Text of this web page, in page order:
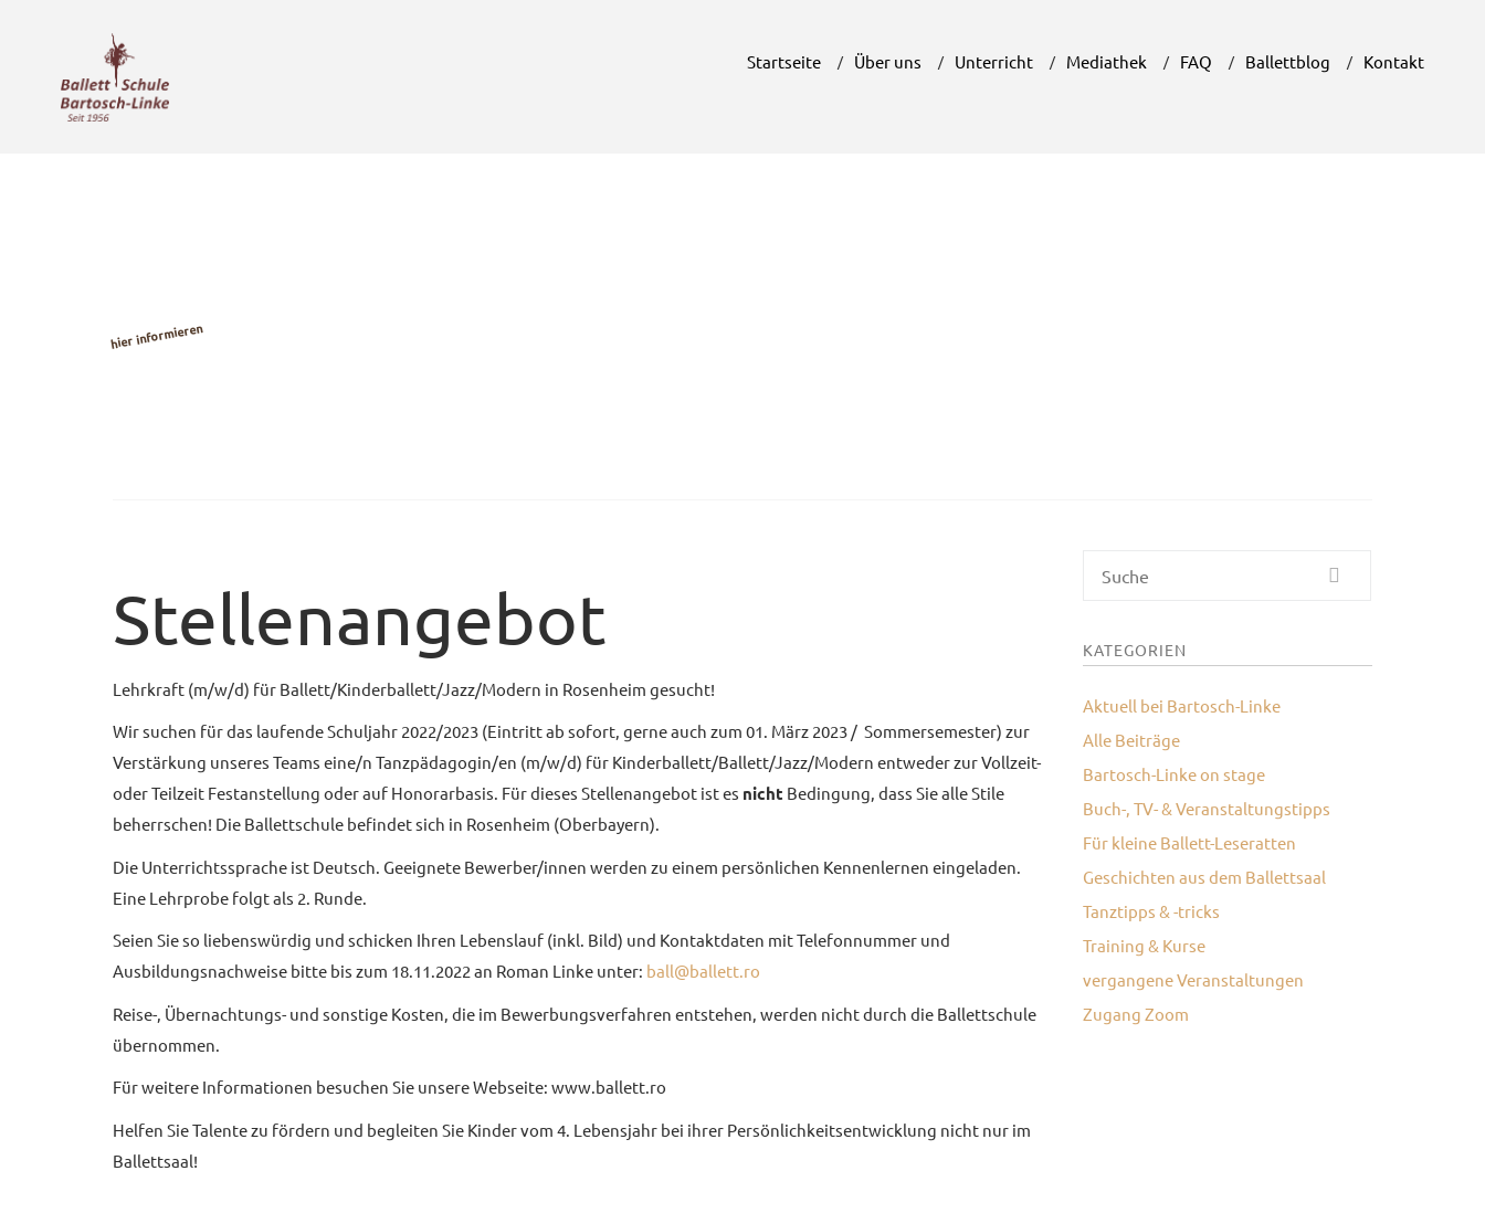
Startseite Über uns Unterricht Mediathek FAQ Ballettblog Kontakt
Probestunden
hier informieren
Stellenangebot
Lehrkraft (m/w/d) für Ballett/Kinderballett/Jazz/Modern in Rosenheim gesucht!
Wir suchen für das laufende Schuljahr 2022/2023 (Eintritt ab sofort, gerne auch zum 01. März 2023 / Sommersemester) zur
Verstärkung unseres Teams eine/n Tanzpädagogin/en (m/w/d) für Kinderballett/Ballett/Jazz/Modern entweder zur Vollzeit-
oder Teilzeit Festanstellung oder auf Honorarbasis. Für dieses Stellenangebot ist es nicht Bedingung, dass Sie alle Stile
beherrschen! Die Ballettschule befindet sich in Rosenheim (Oberbayern).
Die Unterrichtssprache ist Deutsch. Geeignete Bewerber/innen werden zu einem persönlichen Kennenlernen eingeladen.
Eine Lehrprobe folgt als 2. Runde.
Seien Sie so liebenswürdig und schicken Ihren Lebenslauf (inkl. Bild) und Kontaktdaten mit Telefonnummer und
Ausbildungsnachweise bitte bis zum 18.11.2022 an Roman Linke unter: ball@ballett.ro
Reise-, Übernachtungs- und sonstige Kosten, die im Bewerbungsverfahren entstehen, werden nicht durch die Ballettschule
übernommen.
Für weitere Informationen besuchen Sie unsere Webseite: www.ballett.ro
Helfen Sie Talente zu fördern und begleiten Sie Kinder vom 4. Lebensjahr bei ihrer Persönlichkeitsentwicklung nicht nur im
Ballettsaal!
Suche
KATEGORIEN
Aktuell bei Bartosch-Linke
Alle Beiträge
Bartosch-Linke on stage
Buch-, TV- & Veranstaltungstipps
Für kleine Ballett-Leseratten
Geschichten aus dem Ballettsaal
Tanztipps & -tricks
Training & Kurse
vergangene Veranstaltungen
Zugang Zoom